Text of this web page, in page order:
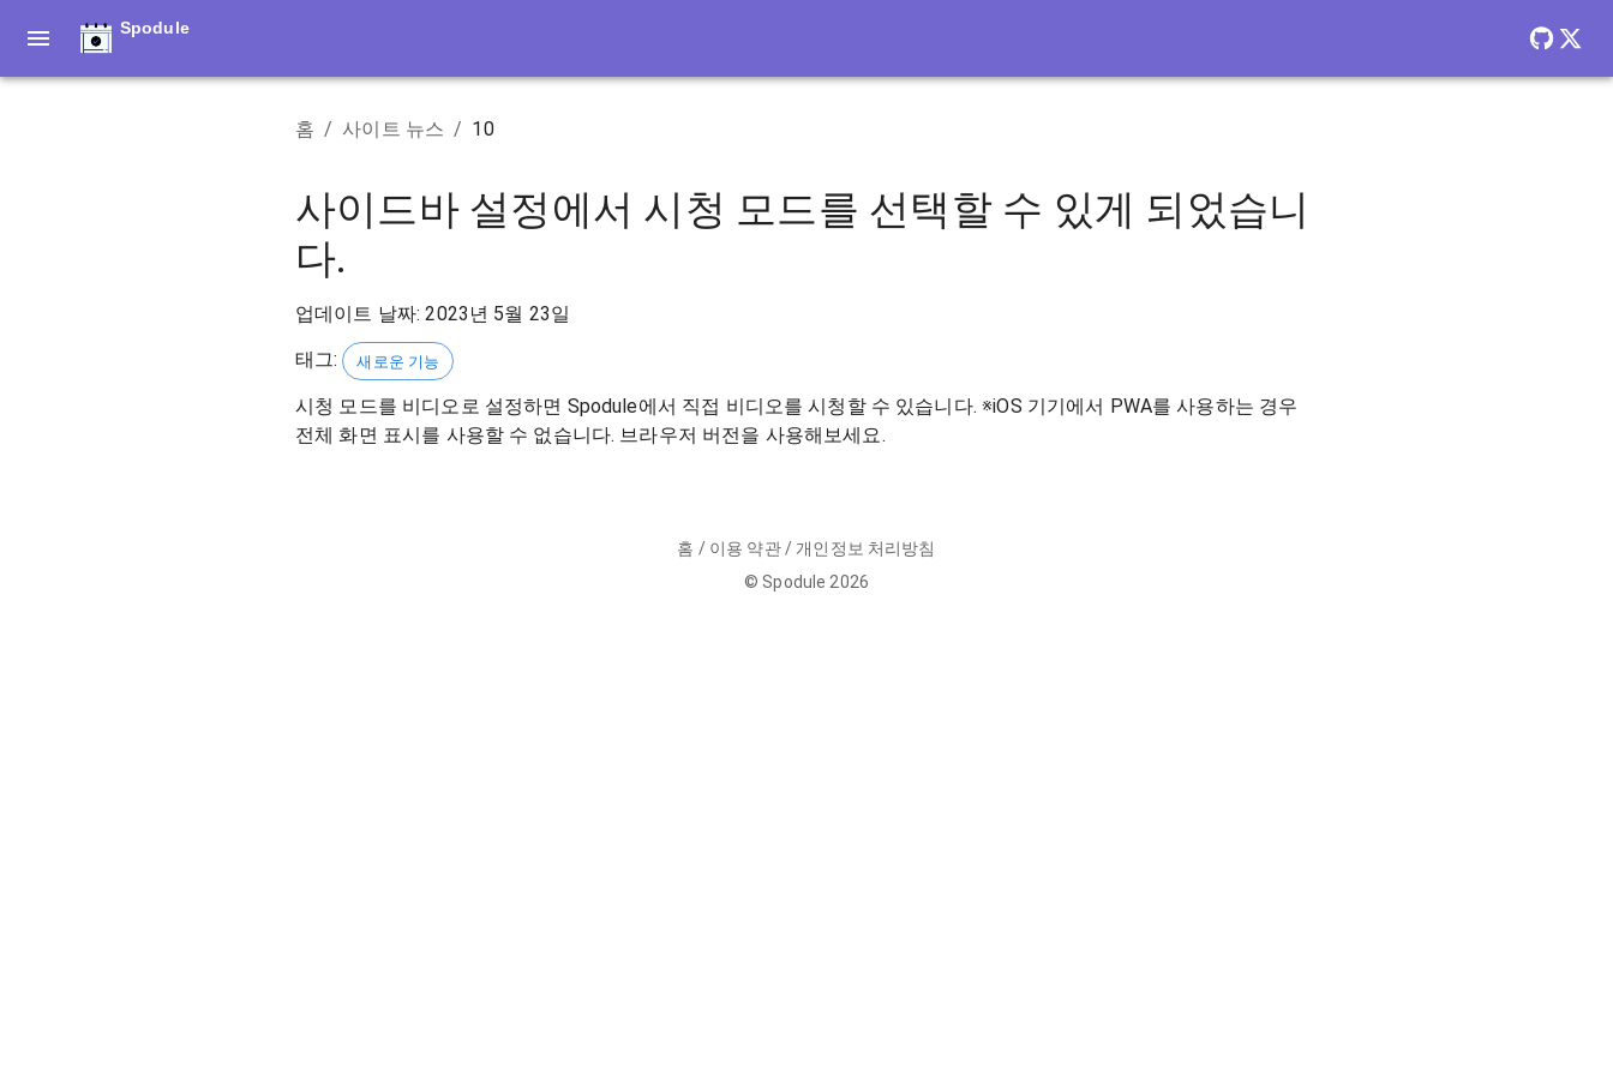
Spodule
홈 / 사이트 뉴스 / 10
사이드바 설정에서 시청 모드를 선택할 수 있게 되었습니
다.
업데이트 날짜:2023년 5월 23일
태그: 새로운 기능
시청 모드를 비디오로 설정하면 Spodule에서 직접 비디오를 시청할 수 있습니다. ※iOS 기기에서 PWA를 사용하는 경우
전체 화면 표시를 사용할 수 없습니다. 브라우저 버전을 사용해보세요.
홈 / 이용 약관/ 개인정보 처리방침
© Spodule 2026